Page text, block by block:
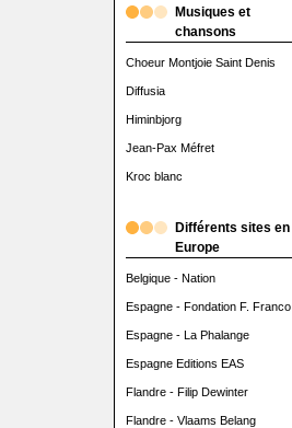
Musiques et
chansons
Choeur Montjoie Saint Denis
Diffusia
Himinbjorg
Jean-Pax Méfret
Kroc blanc
Différents sites en
Europe
Belgique - Nation
Espagne - Fondation F. Franco
Espagne - La Phalange
Espagne Editions EAS
Flandre - Filip Dewinter
Flandre - Vlaams Belang